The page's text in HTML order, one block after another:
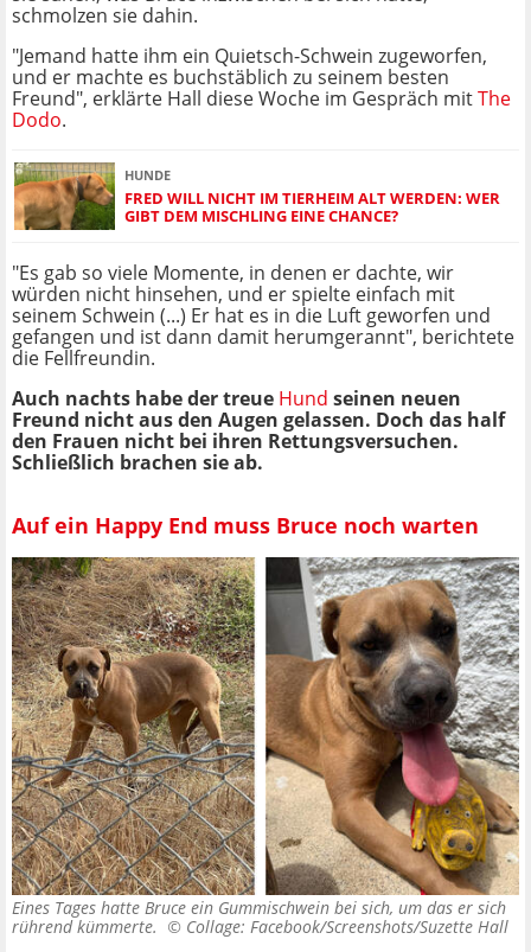
schmolzen sie dahin.
"Jemand hatte ihm ein Quietsch-Schwein zugeworfen,
und er machte es buchstäblich zu seinem besten
Freund", erklärte Hall diese Woche im Gespräch mitThe
Dodo.
HUNDE
FRED WILL NICHT IM TIERHEIM ALT WERDEN: WER
GIBT DEM MISCHLING EINE CHANCE?
"Es gab so viele Momente, in denen er dachte, wir
würden nicht hinsehen, und er spielte einfach mit
seinem Schwein (...) Er hat es in die Luft geworfen und
gefangen und ist dann damit herumgerannt", berichtete
die Fellfreundin.
Auch nachts habe der treue Hund seinen neuen
Freund nicht aus den Augen gelassen. Doch das half
den Frauen nicht bei ihren Rettungsversuchen.
Schließlich brachen sie ab.
Auf ein Happy End muss Bruce noch warten
Eines Tages hatte Bruce ein Gummischwein bei sich, um das er sich
rührend kümmerte. © Collage: Facebook/Screenshots/Suzette Hall